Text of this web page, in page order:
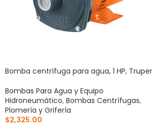
Bomba centrífuga para agua, 1 HP, Truper
Bombas Para Agua y Equipo
Hidroneumático, Bombas Centrífugas,
Plomería y Grifería
$2,325.00